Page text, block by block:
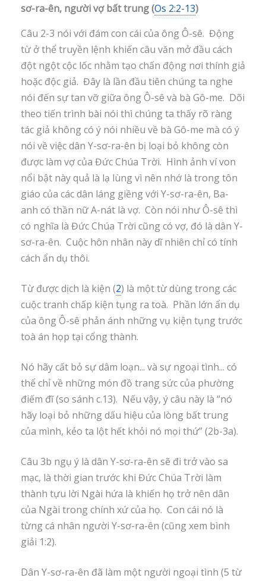
sơ-ra-ên, người vợ bất trung (Os 2:2-13)
Câu 2-3 nói với đám con cái của ông Ô-sê. Động
từ ở thể truyền lệnh khiến câu văn mở đầu cách
đột ngột cộc lốc nhằm tạo chấn động nơi thính giả
hoặc độc giả. Đây là lần đầu tiên chúng ta nghe
nói đến sự tan vỡ giữa ông Ô-sê và bà Gô-me. Dõi
theo tiến trình bài nói thì chúng ta thấy rõ ràng
tác giả không có ý nói nhiều về bà Gô-me mà có ý
nói về việc dân Y-sơ-ra-ên bị loại bỏ không còn
được làm vợ của Đức Chúa Trời. Hình ảnh ví von
nổi bật này quả là lạ lùng vì nên nhớ là trong tôn
giáo của các dân láng giềng với Y-sơ-ra-ên, Ba-
anh có thần nữ A-nát là vợ. Còn nói như Ô-sê thì
có nghĩa là Đức Chúa Trời cũng có vợ, đó là dân Y-
sơ-ra-ên. Cuộc hôn nhân này dĩ nhiên chỉ có tính
cách ẩn dụ thôi.
Từ được dịch là kiện (2) là một từ dùng trong các
cuộc tranh chấp kiện tụng ra toà. Phần lớn ẩn dụ
của ông Ô-sê phản ánh những vụ kiện tụng trước
toà án họp tại cổng thành.
Nó hãy cất bỏ sự dâm loạn... và sự ngoại tình... có
thể chỉ về những món đồ trang sức của phường
điếm đĩ (so sánh c.13). Nếu vậy, ý câu này là “nó
hãy loại bỏ những dấu hiệu của lòng bất trung
của mình, kẻo ta lột hết khỏi nó mọi thứ” (2b-3a).
Câu 3b ngụ ý là dân Y-sơ-ra-ên sẽ đi trở vào sa
mạc, là thời gian trước khi Đức Chúa Trời làm
thành tựu lời Ngài hứa là khiến họ trở nên dân
của Ngài trong chính xứ của họ. Con cái nó là
từng cá nhân người Y-sơ-ra-ên (cũng xem bình
giải 1:2).
Dân Y-sơ-ra-ên đã làm một người ngoại tình (5 từ